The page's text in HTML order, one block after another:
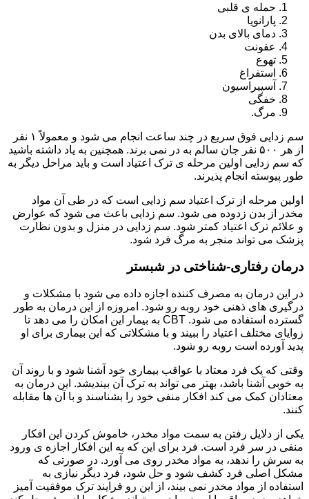
حمله ی قلبی
پارانویا
دمای بالای بدن
عفونت
تهوع
استفراغ
آسپیراسیون
خفگی
مرگ.
سم زدایی فوق سریع در چند ساعت انجام می شود و معمولاً ۱ نفر
از هر ۵۰۰ نفر جان سالم به در نمی برند. همچنین به یاد داشته باشید
که سم زدایی اولین مرحله ی ترک اعتیاد است و باید مراحل دیگر به
طور پیوسته انجام پذیرند.
اولین مرحله از ترک اعتیاد سم زدایی است که در طی آن مواد
مخدر از بدن زدوده می شود. سم زدایی باعث می شود که عوارض
و علائم ترک اعتیاد کمتر شود. سم زدایی در منزل و بدون نظارت
پزشک می تواند منجر به مرگ فرد شود.
درمان رفتاری-شناختی در شبستر
در این درمان به مصرف کننده اجازه داده می شود با مشکلات و
درگیری های ذهنی خود روبه رو شود. امروزه از این درمان به طور
گسترده استفاده می شود. CBT به بیمار این امکان را می دهد تا
زوایای مختلف اعتیاد را ببیند و با مشکلاتی که این بیماری برای او
پدید آورده است روبه رو شود.
وقتی که یک فرد معتاد با عواقب بیماری خود آشنا شود و با روند آن
به خوبی آشنا باشد، بهتر می تواند به ترک آن بیندیشد. این درمان به
معتادان کمک می کند افکار منفی خود را بشناسند و با آن ها مقابله
کنند.
یکی از دلایل رفتن به سمت مواد مخدر، خاموش کردن این افکار
منفی در سر فرد است. فرد برای این که به این افکار اجازه ی ورود
به سرش را ندهد، به مواد مخدر روی می آورد. در صورتی که
مشکل اصلی فرد کشف شود و حل شود، فرد دیگر نیازی به
استفاده از مواد مخدر نمی بیند، از این رو فرایند ترک موفقیت آمیز